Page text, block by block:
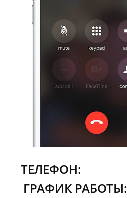
ТЕЛЕФОН:
ГРАФИК РАБОТЫ: